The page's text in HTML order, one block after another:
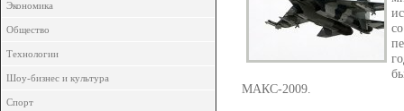
Экономика
Общество
Технологии
Шоу-бизнес и культура
Спорт
МАКС-2009.